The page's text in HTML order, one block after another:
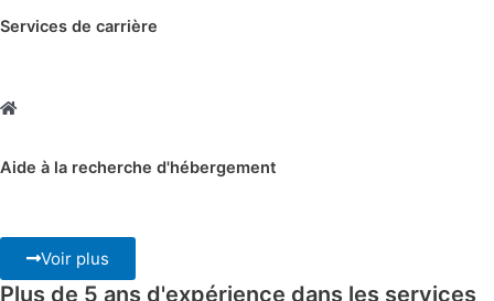
Services de carrière
Aide à la recherche d'hébergement
Voir plus
Plus de 5 ans d'expérience dans les services